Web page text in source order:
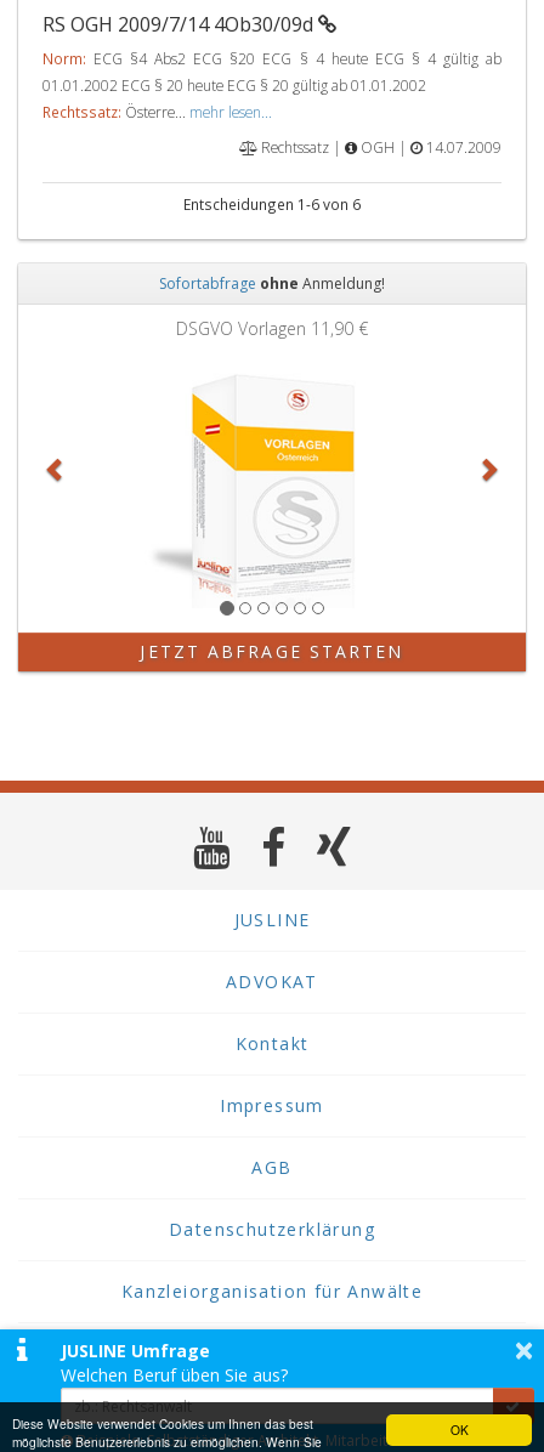
OK
Diese Website verwendet Cookies um Ihnen das best
möglichste Benutzererlebnis zu ermöglichen. Wenn Sie
RS OGH 2009/7/14 4Ob30/09d
Norm: ECG §4 Abs2 ECG §20 ECG § 4 heute ECG § 4 gültig ab
01.01.2002 ECG § 20 heute ECG § 20 gültig ab 01.01.2002
Rechtssatz: Österre... mehr lesen...
Rechtssatz |
OGH | 14.07.2009
Entscheidungen 1-6 von 6
Sofortabfrage ohne Anmeldung!
DSGVO Vorlagen 11,90 €
JETZT ABFRAGE STARTEN
JUSLINE
ADVOKAT
Kontakt
Impressum
AGB
Datenschutzerklärung
Kanzleiorganisation für Anwälte
JUSLINE® ist eine Marke der ADVOKAT
Unternehmensberatung Greiter & Greiter GmbH.
×
JUSLINE Umfrage
Welchen Beruf üben Sie aus?
Beispiele: Selbstständiger Architekt, Mitarbeiter einer